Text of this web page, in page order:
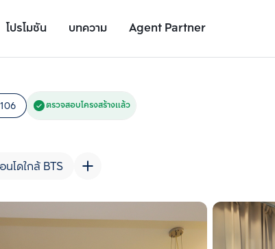
โปรโมชัน บทความ Agent Partner
รายละเอียดยูนิต
ตรวจสอบโครงสร้างแล้ว
นโดใกล้ BTS